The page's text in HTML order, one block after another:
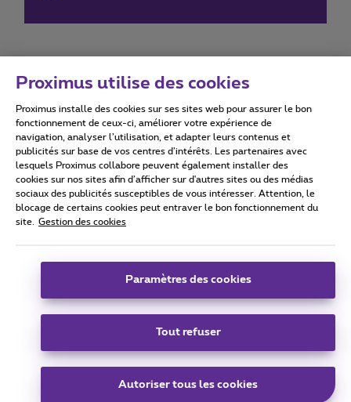
Conditions d'utilisation Accessibility statement
Tous droits réservés. © 2026 Proximus
Conditions générales, info consommateur
Coordonnées de l’entreprise
Boulevard du Roi Albert II 27 - B-1030 Bruxelles.
Carrier & Wholesale Solutions
|Telindus
Proximus utilise des cookies
Proximus installe des cookies sur ses sites web pour assurer le bon
fonctionnement de ceux-ci, améliorer votre expérience de
navigation, analyser l’utilisation, et adapter leurs contenus et
publicités sur base de vos centres d’intérêts. Les partenaires avec
lesquels Proximus collabore peuvent également installer des
cookies sur nos sites afin d’afficher sur d'autres sites ou des médias
sociaux des publicités susceptibles de vous intéresser. Attention, le
blocage de certains cookies peut entraver le bon fonctionnement du
site.
Gestion des cookies
Paramètres des cookies
Tout refuser
Autoriser tous les cookies